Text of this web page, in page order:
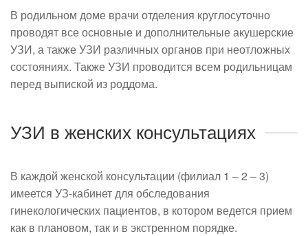
В родильном доме врачи отделения круглосуточно
проводят все основные и дополнительные акушерские
УЗИ, а также УЗИ различных органов при неотложных
состояниях. Также УЗИ проводится всем родильницам
перед выпиской из роддома.
УЗИ в женских консультациях
В каждой женской консультации (филиал 1 – 2 – 3)
имеется УЗ-кабинет для обследования
гинекологических пациентов, в котором ведется прием
как в плановом, так и в экстренном порядке.